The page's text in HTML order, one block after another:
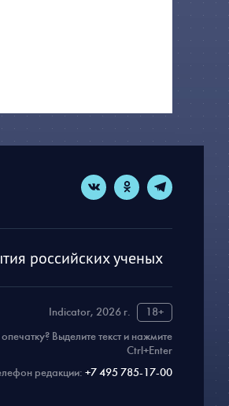
российских ученых
Indicator, 2026 г.
18+
Выделите текст и нажмите
Ctrl+Enter
редакции: +7 495 785-17-00